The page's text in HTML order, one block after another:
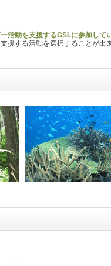
活動を支援するGSLに参加して
援する活動を選択することが出来